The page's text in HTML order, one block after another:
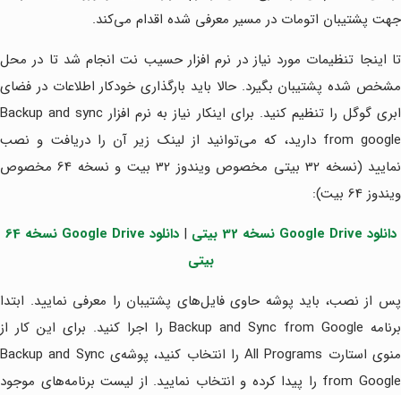
جهت پشتیبان اتومات در مسیر معرفی شده اقدام می‌کند.
تا اینجا تنظیمات مورد نیاز در نرم افزار حسیب نت انجام شد تا در محل
مشخص شده پشتیبان بگیرد. حالا باید بارگذاری خودکار اطلاعات در فضای
ابری گوگل را تنظیم کنید. برای اینکار نیاز به نرم افزار Backup and sync
from google دارید، که می‌توانید از لینک زیر آن را دریافت و نصب
نمایید (نسخه 32 بیتی مخصوص ویندوز 32 بیت و نسخه 64 مخصوص
ویندوز 64 بیت):
دانلود Google Drive نسخه 32 بیتی
|
دانلود Google Drive نسخه 64
بیتی
پس از نصب، باید پوشه حاوی فایل‌های پشتیبان را معرفی نمایید. ابتدا
برنامه Backup and Sync from Google را اجرا کنید. برای این کار از
منوی استارت All Programs را انتخاب کنید، پوشه‌ی Backup and Sync
from Google را پیدا کرده و انتخاب نمایید. از لیست برنامه‌های موجود